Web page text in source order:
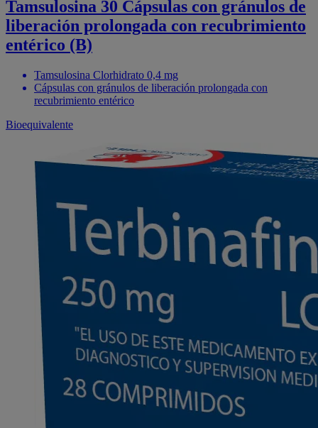
Tamsulosina 30 Cápsulas con gránulos de
liberación prolongada con recubrimiento
entérico (B)
Tamsulosina Clorhidrato 0,4 mg
Cápsulas con gránulos de liberación prolongada con
recubrimiento entérico
Bioequivalente